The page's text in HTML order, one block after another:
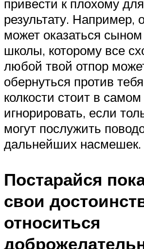
привести к плохому
результату. Например,
может оказаться
школы, которому все
любой твой отпор
обернуться против
колкости стоит в
игнорировать, если
могут послужить
дальнейших насмешек.
Постарайся
свои
относиться